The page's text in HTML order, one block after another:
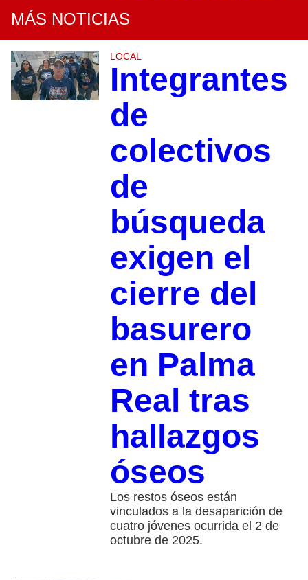
MÁS NOTICIAS
LOCAL
Integrantes
de
colectivos
de
búsqueda
exigen el
cierre del
basurero
en Palma
Real tras
hallazgos
óseos
Los restos óseos están
vinculados a la desaparición de
cuatro jóvenes ocurrida el 2 de
octubre de 2025.